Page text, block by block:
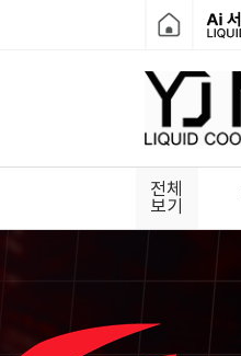
전체
보기